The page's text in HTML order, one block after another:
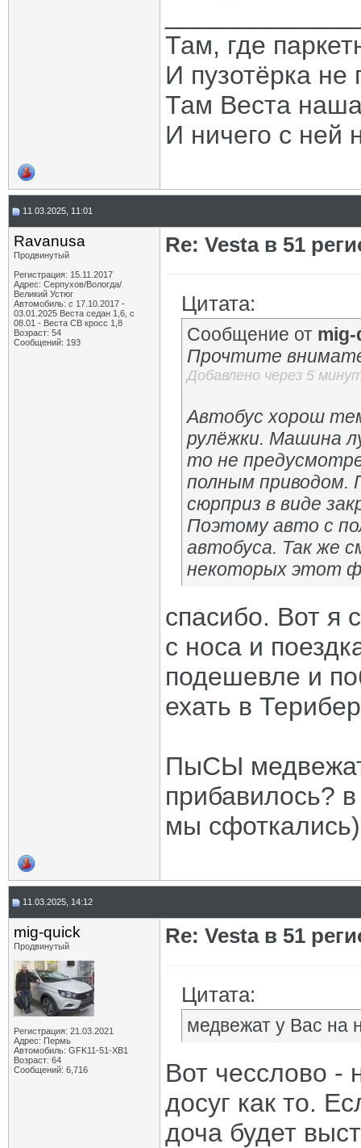
Там, где
И пузотёрка не
Там Веста
И ничего с ней
11.03.2025, 11:01
Ravanusa
Продвинутый
Регистрация: 15.11.2017
Адрес: Серпухов/Вологда/
Великий Устюг
Автомобиль: с 17.10.2017 -
03.01.2025 Веста седан 1,6, с
08.01 - Веста СВ кросс 1,8
Возраст: 54
Сообщений: 193
Re: Vesta в 51
Цитата:
Сообщение от
Прочтите
Добавлено через 5
Автобус хорош
рулёжки. Машина
то не
полным приводом.
сюрприз в виде
Поэтому авто с
автобуса. Так же
некоторых этот
спасибо. Вот я
с носа и
подешевле и
ехать в
ПыСЫ
прибавилось?
мы сфоткались)
11.03.2025, 14:12
mig-quick
Продвинутый
Регистрация: 21.03.2021
Адрес: Пермь
Автомобиль: GFK11-51-ХВ1
Возраст: 64
Сообщений: 6,716
Re: Vesta в 51
Цитата:
медвежат у Вас на
Вот чесслово -
досуг как то.
доча будет